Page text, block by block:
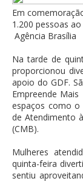
Em
1.200 pessoas
Agência Brasília
Na tarde de
proporcionou
apoio do GDF.
Empreende
espaços como o
de Atendimento
(CMB).
Mulheres
quinta-feira
sentiu